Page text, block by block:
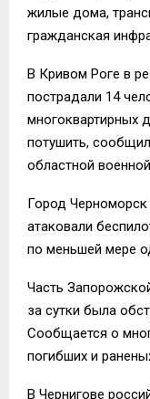
жилые дома,
гражданская
В Кривом Роге в
пострадали 14
многоквартирных
потушить,
областной
Город
атаковали
по меньшей мере
Часть
за сутки была
Сообщается о
погибших и
В Чернигове